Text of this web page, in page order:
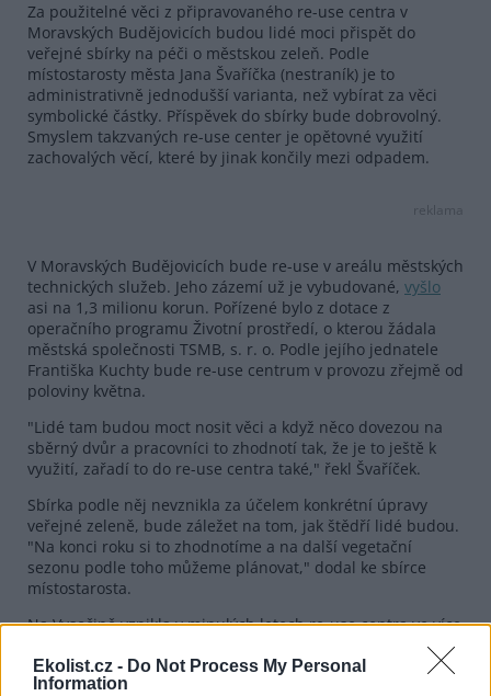
Ekolist.cz - Do Not Process My Personal
Information
Za použitelné věci z připravovaného re-use centra v
Moravských Budějovicích budou lidé moci přispět do
veřejné sbírky na péči o městskou zeleň. Podle
místostarosty města Jana Švaříčka (nestraník) je to
administrativně jednodušší varianta, než vybírat za věci
symbolické částky. Příspěvek do sbírky bude dobrovolný.
Smyslem takzvaných re-use center je opětovné využití
zachovalých věcí, které by jinak končily mezi odpadem.
reklama
V Moravských Budějovicích bude re-use v areálu městských
technických služeb. Jeho zázemí už je vybudované, vyšlo
asi na 1,3 milionu korun. Pořízené bylo z dotace z
operačního programu Životní prostředí, o kterou žádala
městská společnosti TSMB, s. r. o. Podle jejího jednatele
Františka Kuchty bude re-use centrum v provozu zřejmě od
poloviny května.
"Lidé tam budou moct nosit věci a když něco dovezou na
sběrný dvůr a pracovníci to zhodnotí tak, že je to ještě k
využití, zařadí to do re-use centra také," řekl Švaříček.
Sbírka podle něj nevznikla za účelem konkrétní úpravy
veřejné zeleně, bude záležet na tom, jak štědří lidé budou.
"Na konci roku si to zhodnotíme a na další vegetační
sezonu podle toho můžeme plánovat," dodal ke sbírce
místostarosta.
Na Vysočině vznikla v minulých letech re-use centra ve více
městech. V roce 2020 ho otevřeli v Třebíči, o rok později v
Pelhřimově. Velké re-use centrum nazvané Útulek věcí
funguje v Jihlavě v bývalém vojenském areálu v Pístově.